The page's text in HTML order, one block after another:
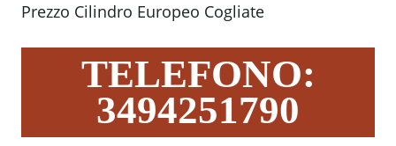
Prezzo Cilindro Europeo Cogliate
TELEFONO:
3494251790